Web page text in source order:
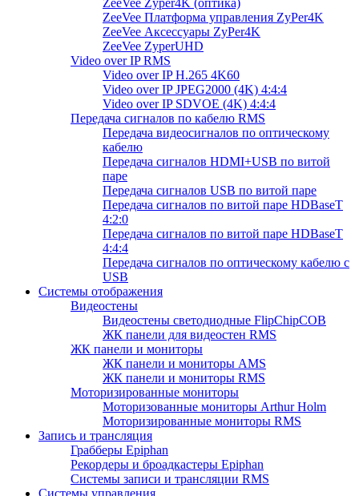
ZeeVee Платформа управления ZyPer4K
ZeeVee Аксессуары ZyPer4K
ZeeVee ZyperUHD
Video over IP RMS
Video over IP H.265 4K60
Video over IP JPEG2000 (4K) 4:4:4
Video over IP SDVOE (4K) 4:4:4
Передача сигналов по кабелю RMS
Передача видеосигналов по оптическому
кабелю
Передача сигналов HDMI+USB по витой
паре
Передача сигналов USB по витой паре
Передача сигналов по витой паре HDBaseT
4:2:0
Передача сигналов по витой паре HDBaseT
4:4:4
Передача сигналов по оптическому кабелю с
USB
Системы отображения
Видеостены
Видеостены светодиодные FlipChipCOB
ЖК панели для видеостен RMS
ЖК панели и мониторы
ЖК панели и мониторы AMS
ЖК панели и мониторы RMS
Моторизированные мониторы
Моторизованные мониторы Arthur Holm
Моторизированные мониторы RMS
Запись и трансляция
Грабберы Epiphan
Рекордеры и броадкастеры Epiphan
Системы записи и трансляции RMS
Системы управления